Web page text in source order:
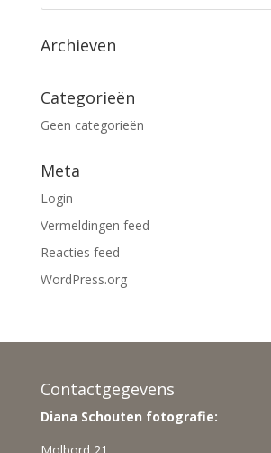
Archieven
Categorieën
Geen categorieën
Meta
Login
Vermeldingen feed
Reacties feed
WordPress.org
Contactgegevens
Diana Schouten fotografie: